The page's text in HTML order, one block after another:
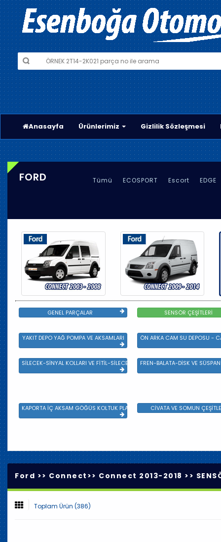
Anasayfa Ürünlerimiz Gizlilik Sözleşmesi
FORD Tümü ECOSPORT Escort EDGE
GENEL PARÇALAR SENSÖR ÇEŞİTLERİ
YAKIT DEPO YAĞ POMPA VE AKSAMLARI ÖN ARKA CAM SU DEPOSU -
SİLECEK-SİNYAL KOLLARI VE FİTİL-SİLECEK ÇEŞİTLERİFREN-BALATA-DİSK VE
KAPORTA İÇ AKSAM GÖĞÜS KOLTUK PLASTİK VE SAC AKSAM
CİVATA VE SOMUN
Ford >> Connect >> Connect 2013-2018 >>
Toplam Ürün (386)